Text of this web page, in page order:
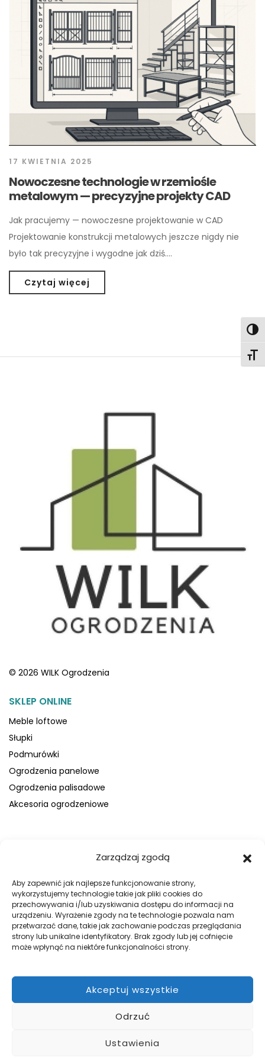
Zarządzaj zgodą
Aby zapewnić jak najlepsze funkcjonowanie strony,
wykorzystujemy technologie takie jak pliki cookies do
przechowywania i/lub uzyskiwania dostępu do informacji na
urządzeniu. Wyrażenie zgody na te technologie pozwala nam
przetwarzać dane, takie jak zachowanie podczas przeglądania
strony lub unikalne identyfikatory. Brak zgody lub jej cofnięcie
może wpłynąć na niektóre funkcjonalności strony.
Akceptuj wszystkie
Odrzuć
Ustawienia
17 KWIETNIA 2025
Nowoczesne technologie w rzemiośle
metalowym — precyzyjne projekty CAD
Jak pracujemy — nowoczesne projektowanie w CAD
Projektowanie konstrukcji metalowych jeszcze nigdy nie
było tak precyzyjne i wygodne jak dziś.…
Czytaj więcej
© 2026 WILK Ogrodzenia
SKLEP ONLINE
Meble loftowe
Słupki
Podmurówki
Ogrodzenia panelowe
Ogrodzenia palisadowe
Akcesoria ogrodzeniowe
Blog
Kontakt
Galeria
Regulamin
Polityka prywatności
DOBRE OGRODZENIA
Zabezpiecz swój teren z firmą WILK Ogrodzenia Paulina Wilk.
Pomożemy przy projekcie, a później go zrealizujemy.